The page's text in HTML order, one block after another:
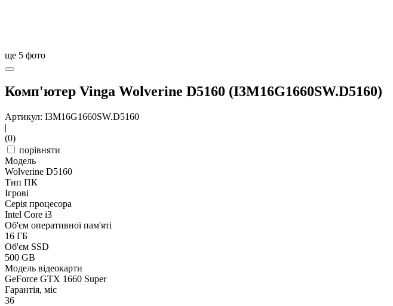
ще 5 фото
Комп'ютер Vinga Wolverine D5160 (I3M16G1660SW.D5160)
Артикул: I3M16G1660SW.D5160
|
(0)
порівняти
Модель
Wolverine D5160
Тип ПК
Ігрові
Серія процесора
Intel Core i3
Об'єм оперативної пам'яті
16 ГБ
Об'єм SSD
500 GB
Модель відеокарти
GeForce GTX 1660 Super
Гарантія, міс
36